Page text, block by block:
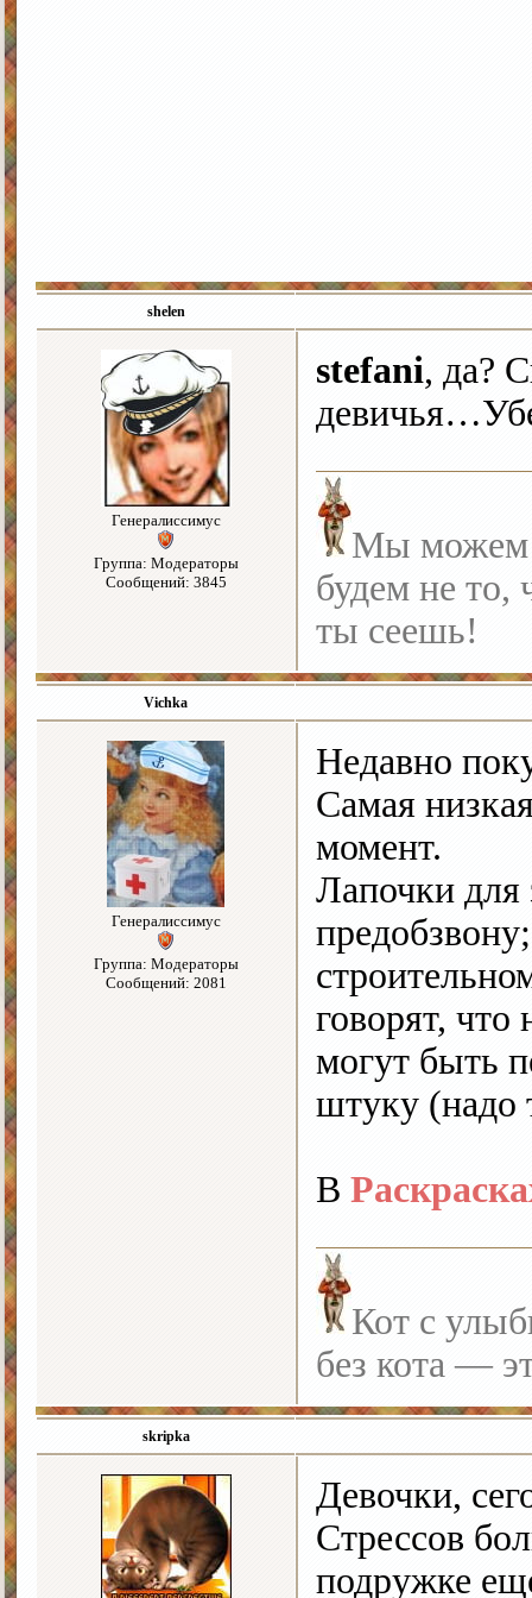
shelen
Генералиссимус
Группа: Модераторы
Сообщений: 3845
stefani, да?
Мы можем
будем не то,
ты сеешь!
Vichka
Генералиссимус
Группа: Модераторы
Сообщений: 2081
Недавно
Самая
момент.
Лапочки для
говорят,
могут быть
штуку (надо
В
Кот с
без кота —
skripka
Девочки,
Стрессов
подружке